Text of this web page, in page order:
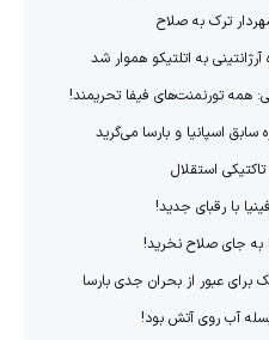
ترک به صلاح
به اتلتیکو هموار شد
همه تورنمنت‌های فیفا تحریمند!
سابق اسپانیا و بارسا می‌گرید
استقلال
با رقبای جدید!
به جای صلاح نخرید!
عبور از بحران جدی بارسا
آب روی آتش بود!